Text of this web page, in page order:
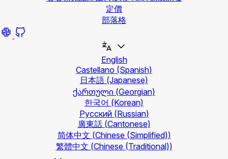
定價
部落格
English
Castellano (Spanish)
日本語 (Japanese)
ქართული (Georgian)
한국어 (Korean)
Русский (Russian)
廣東話 (Cantonese)
简体中文 (Chinese (Simplified))
繁體中文 (Chinese (Traditional))